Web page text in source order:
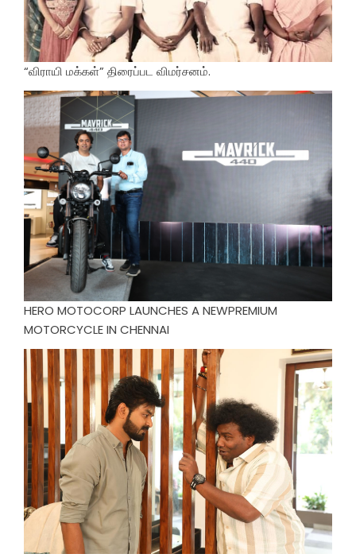
“விராயி மக்கள்” திரைப்பட விமர்சனம்.
HERO MOTOCORP LAUNCHES A NEWPREMIUM
MOTORCYCLE IN CHENNAI